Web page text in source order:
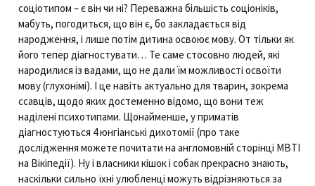
соціотипом – є він чи ні? Переважна більшість соціоніків,
мабуть, погодиться, що він є, бо закладається від
народження, і лише потім дитина освоює мову. От тільки як
його тепер діагностувати… Те саме стосовно людей, які
народилися із вадами, що не дали їм можливості освоїти
мову (глухонімі). І це навіть актуально для тварин, зокрема
ссавців, щодо яких достеменно відомо, що вони теж
наділені психотипами. Щонайменше, у приматів
діагностуються 4 юнгіанські дихотомії (про таке
дослідження можете почитати на англомовній сторінці MBTI
на Вікіпедії). Ну і власники кішок і собак прекрасно знають,
наскільки сильно їхні улюбленці можуть відрізняються за